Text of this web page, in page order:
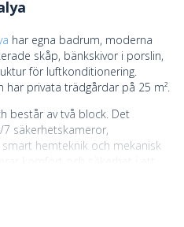
har egna badrum, moderna
skåp, bänkskivor i porslin,
för luftkonditionering.
har privata trädgårdar på 25 m².
består av två block. Det
säkerhetskameror,
hemteknik och mekanisk